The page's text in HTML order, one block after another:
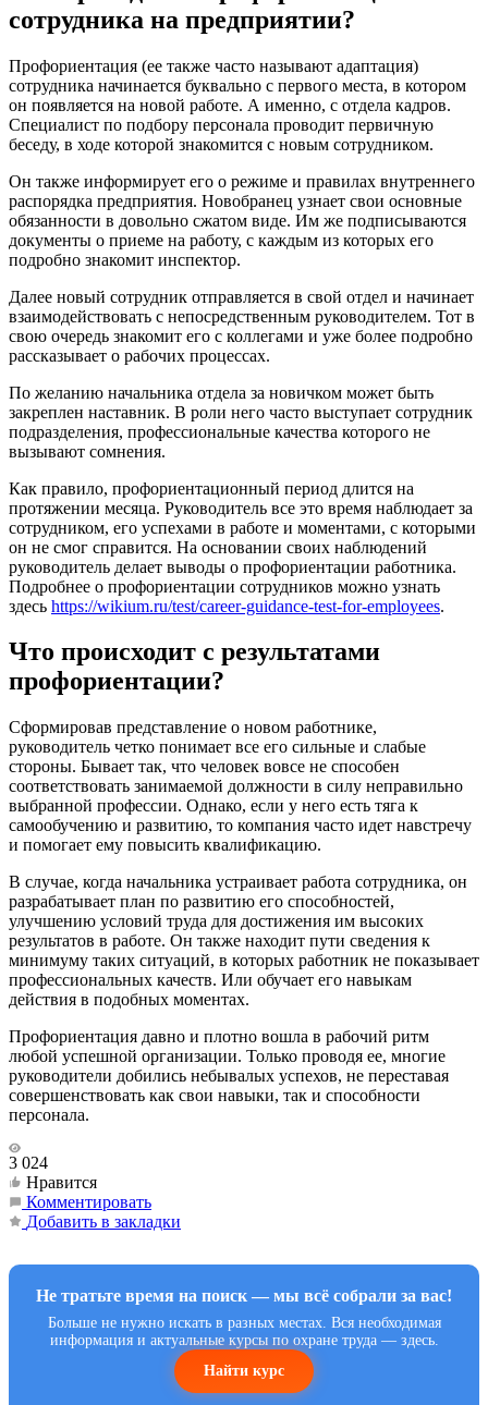
сотрудника на предприятии?
Профориентация (ее также часто называют адаптация)
сотрудника начинается буквально с первого места, в котором
он появляется на новой работе. А именно, с отдела кадров.
Специалист по подбору персонала проводит первичную
беседу, в ходе которой знакомится с новым сотрудником.
Он также информирует его о режиме и правилах внутреннего
распорядка предприятия. Новобранец узнает свои основные
обязанности в довольно сжатом виде. Им же подписываются
документы о приеме на работу, с каждым из которых его
подробно знакомит инспектор.
Далее новый сотрудник отправляется в свой отдел и начинает
взаимодействовать с непосредственным руководителем. Тот в
свою очередь знакомит его с коллегами и уже более подробно
рассказывает о рабочих процессах.
По желанию начальника отдела за новичком может быть
закреплен наставник. В роли него часто выступает сотрудник
подразделения, профессиональные качества которого не
вызывают сомнения.
Как правило, профориентационный период длится на
протяжении месяца. Руководитель все это время наблюдает за
сотрудником, его успехами в работе и моментами, с которыми
он не смог справится. На основании своих наблюдений
руководитель делает выводы о профориентации работника.
Подробнее о профориентации сотрудников можно узнать
здесь https://wikium.ru/test/career-guidance-test-for-employees.
Что происходит с результатами
профориентации?
Сформировав представление о новом работнике,
руководитель четко понимает все его сильные и слабые
стороны. Бывает так, что человек вовсе не способен
соответствовать занимаемой должности в силу неправильно
выбранной профессии. Однако, если у него есть тяга к
самообучению и развитию, то компания часто идет навстречу
и помогает ему повысить квалификацию.
В случае, когда начальника устраивает работа сотрудника, он
разрабатывает план по развитию его способностей,
улучшению условий труда для достижения им высоких
результатов в работе. Он также находит пути сведения к
минимуму таких ситуаций, в которых работник не показывает
профессиональных качеств. Или обучает его навыкам
действия в подобных моментах.
Профориентация давно и плотно вошла в рабочий ритм
любой успешной организации. Только проводя ее, многие
руководители добились небывалых успехов, не переставая
совершенствовать как свои навыки, так и способности
персонала.
3 024
Нравится
Комментировать
Добавить в закладки
Не тратьте время на поиск — мы всё собрали за вас!
Больше не нужно искать в разных местах. Вся необходимая
информация и актуальные курсы по охране труда — здесь.
Найти курс